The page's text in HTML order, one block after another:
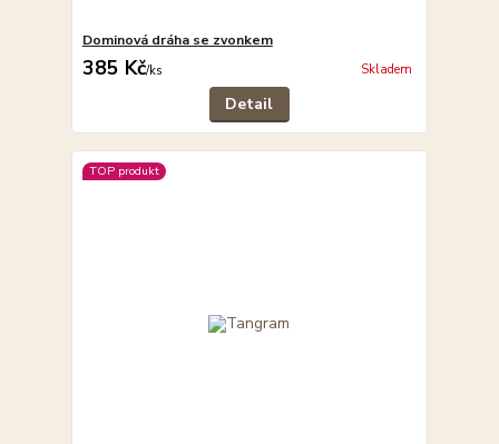
Dominová dráha se zvonkem
385 Kč/ks Skladem
Detail
TOP produkt